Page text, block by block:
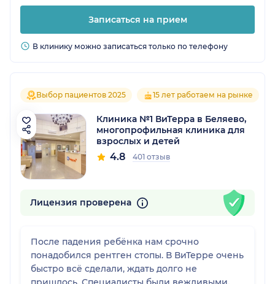
Записаться на прием
В клинику можно записаться только по телефону
Выбор пациентов 2025 15 лет работаем на рынке
Клиника №1 ВиТерра в Беляево,
многопрофильная клиника для
взрослых и детей
4.8 401 отзыв
Лицензия проверена
После падения ребёнка нам срочно
понадобился рентген стопы. В ВиТерре очень
быстро всё сделали, ждать долго не